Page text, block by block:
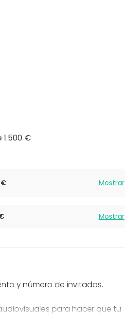
1.500 €
€ Mostrar
Mostrar
y número de invitados.
para hacer que tu